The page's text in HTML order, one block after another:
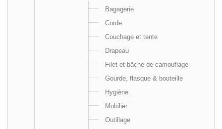
Bagagerie
Corde
Couchage et tente
Drapeau
Filet et bâche de camouflage
Gourde, flasque & bouteille
Hygiène
Mobilier
Outillage